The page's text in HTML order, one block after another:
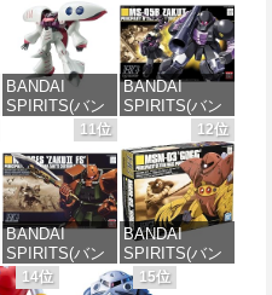
立て式プラモ
デル ノンスケ
ール 全高約
160mm
価格：¥10,087
J00 メルンジ
ャ[カラーA] 色
分け済みプラ
モデル
価格：¥4,100
BANDAI
SPIRITS(バン
ダイ スピリッ
ツ) HGUC 195
機動戦士Zガン
ダム キュベレ
イ 1/144スケー
ル 色分け済み
プラモデル
価格：¥2,200
BANDAI
SPIRITS(バン
ダイ スピリッ
ツ) HGUC 機動
戦士ガンダム
ザクI(黒い三連
星仕様) 1/144
スケール 色分
け済みプラモ
デル
11位
BANDAI
SPIRITS(バン
ダイ スピリッ
12位
BANDAI
SPIRITS(バン
ダイ スピリッ
14位 15位